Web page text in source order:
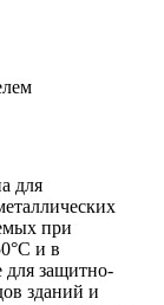
для
при
и в
для защитно-
зданий и